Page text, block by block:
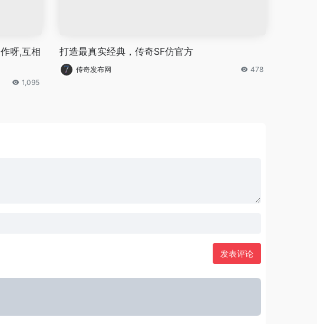
呀,互相
1,095
打造最真实经典，传奇SF仿官方
传奇发布网 478
发表评论